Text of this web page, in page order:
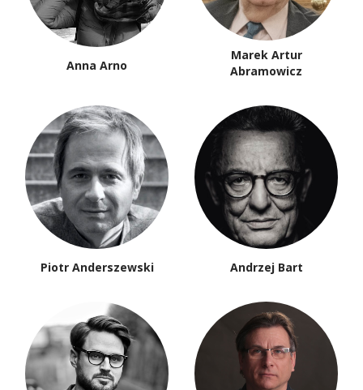
Anna Arno
Marek Artur
Abramowicz
Piotr Anderszewski Andrzej Bart